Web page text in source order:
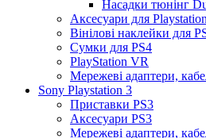
Насадки тюнінг
Аксесуари для
Вінілові наклейки для
Сумки для PS4
PlayStation VR
Мережеві адаптери,
Sony Playstation 3
Приставки PS3
Аксесуари PS3
Мережеві адаптери,